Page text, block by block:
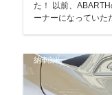
た！ 以前、ABARTHのオーナー様でしたが、この度、再び、オ
ーナーになってい
納車御礼